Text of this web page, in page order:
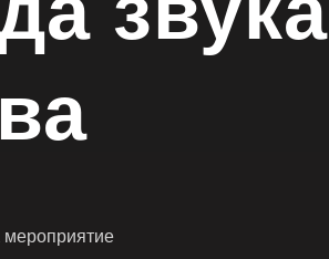
мероприятие